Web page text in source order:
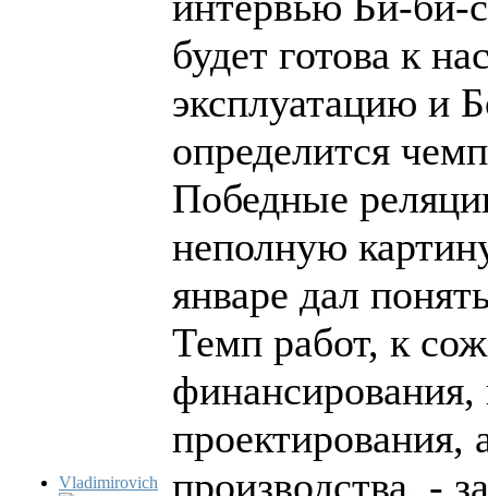
Vladimirovich
будет готова к
эксплуатацию и
определится
Победные
неполную
январе дал
Темп работ, к
проектирования,
производства, -